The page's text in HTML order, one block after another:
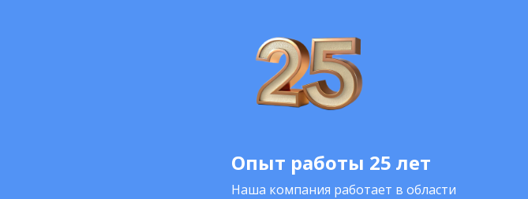
Опыт работы 25 лет
Наша компания работает в области